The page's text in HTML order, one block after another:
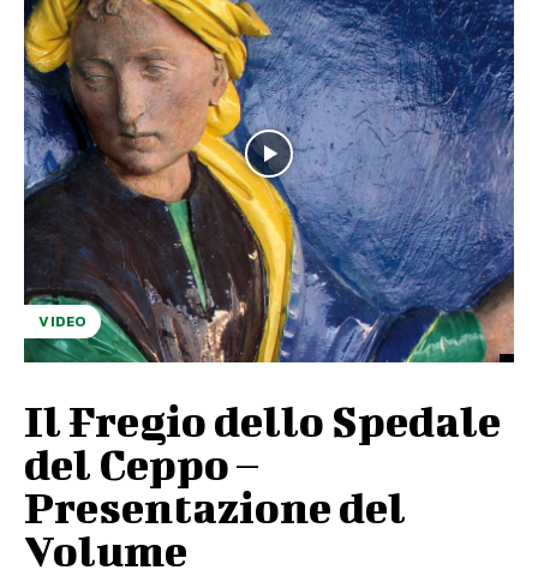
VIDEO
Il Fregio dello Spedale
del Ceppo –
Presentazione del
Volume